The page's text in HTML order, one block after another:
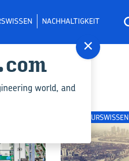
NACHHALTIGKEIT
INGENIEURSWISSEN
×
world, and